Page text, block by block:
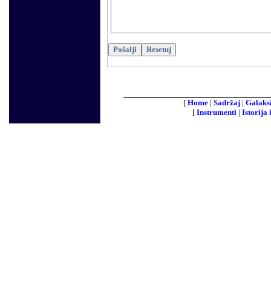
[ Home | Sadržaj |
[ Instrumenti | Istorija